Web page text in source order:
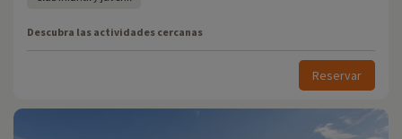
Descubra las actividades cercanas
Reservar